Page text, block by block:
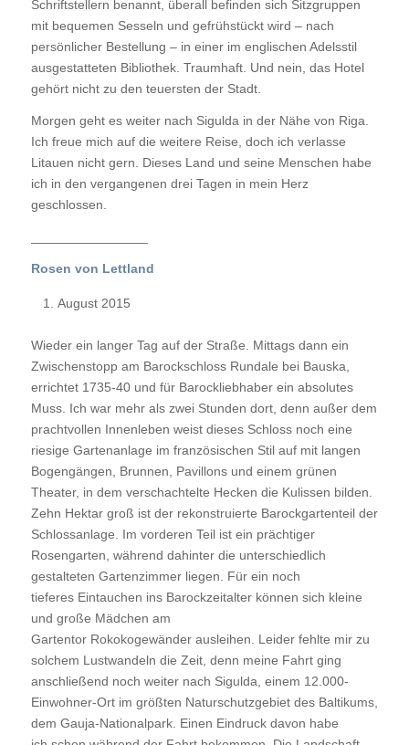
Schriftstellern benannt, überall befinden sich Sitzgruppen
mit bequemen Sesseln und gefrühstückt wird – nach
persönlicher Bestellung – in einer im englischen Adelsstil
ausgestatteten Bibliothek. Traumhaft. Und nein, das Hotel
gehört nicht zu den teuersten der Stadt.
Morgen geht es weiter nach Sigulda in der Nähe von Riga.
Ich freue mich auf die weitere Reise, doch ich verlasse
Litauen nicht gern. Dieses Land und seine Menschen habe
ich in den vergangenen drei Tagen in mein Herz
geschlossen.
Rosen von Lettland
August 2015
Wieder ein langer Tag auf der Straße. Mittags dann ein
Zwischenstopp am Barockschloss Rundale bei Bauska,
errichtet 1735-40 und für Barockliebhaber ein absolutes
Muss. Ich war mehr als zwei Stunden dort, denn außer dem
prachtvollen Innenleben weist dieses Schloss noch eine
riesige Gartenanlage im französischen Stil auf mit langen
Bogengängen, Brunnen, Pavillons und einem grünen
Theater, in dem verschachtelte Hecken die Kulissen bilden.
Zehn Hektar groß ist der rekonstruierte Barockgartenteil der
Schlossanlage. Im vorderen Teil ist ein prächtiger
Rosengarten, während dahinter die unterschiedlich
gestalteten Gartenzimmer liegen. Für ein noch
tieferes Eintauchen ins Barockzeitalter können sich kleine
und große Mädchen am
Gartentor Rokokogewänder ausleihen. Leider fehlte mir zu
solchem Lustwandeln die Zeit, denn meine Fahrt ging
anschließend noch weiter nach Sigulda, einem 12.000-
Einwohner-Ort im größten Naturschutzgebiet des Baltikums,
dem Gauja-Nationalpark. Einen Eindruck davon habe